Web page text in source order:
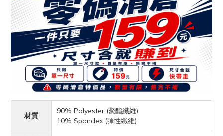
材質
90% Polyester (聚酯纖維)
10% Spandex (彈性纖維)